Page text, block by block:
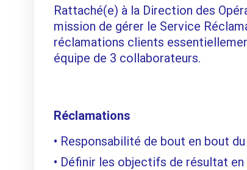
Rattaché(e) à la Direction des
mission de gérer le Service
réclamations clients
équipe de 3 collaborateurs.
Réclamations
Responsabilité de bout en bout
Définir les objectifs de résultat en